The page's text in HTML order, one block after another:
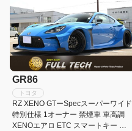
GR86
トヨタ
RZ XENO GTーSpecスーパーワイド
特別仕様 1オーナー 禁煙車 車高調
XENOエアロ ETC スマートキー 純